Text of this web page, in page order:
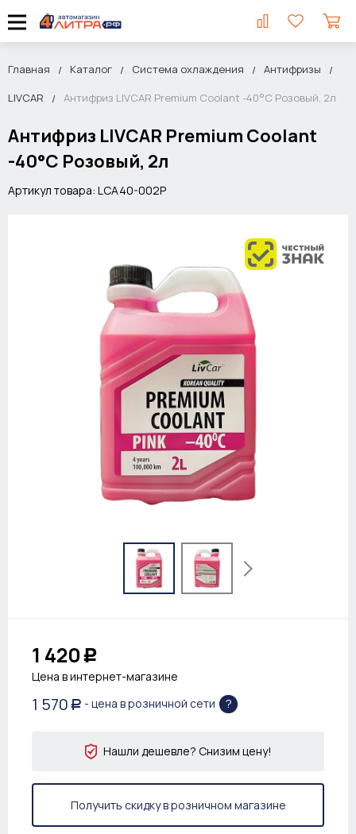
Главная Каталог Система охлаждения
Антифризы
LIVCAR
Антифриз LIVCAR Premium Coolant -40°C Розовый, 2л
Антифриз LIVCAR Premium Coolant
-40°C Розовый, 2л
Артикул товара: LCA40-002P
1 420 Р
Цена в интернет-магазине
1 570 Р - цена в розничной сети ?
Нашли дешевле? Снизим цену!
Получить скидку в розничном магазине